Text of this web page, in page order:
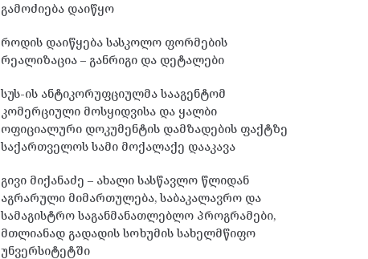
გამოძიება დაიწყო
როდის დაიწყება სასკოლო ფორმების
რეალიზაცია – განრიგი და დეტალები
სუს-ის ანტიკორუფციულმა სააგენტომ
კომერციული მოსყიდვისა და ყალბი
ოფიციალური დოკუმენტის დამზადების ფაქტზე
საქართველოს სამი მოქალაქე დააკავა
გივი მიქანაძე – ახალი სასწავლო წლიდან
აგრარული მიმართულება, საბაკალავრო და
სამაგისტრო საგანმანათლებლო პროგრამები,
მთლიანად გადადის სოხუმის სახელმწიფო
უნვერსიტეტში